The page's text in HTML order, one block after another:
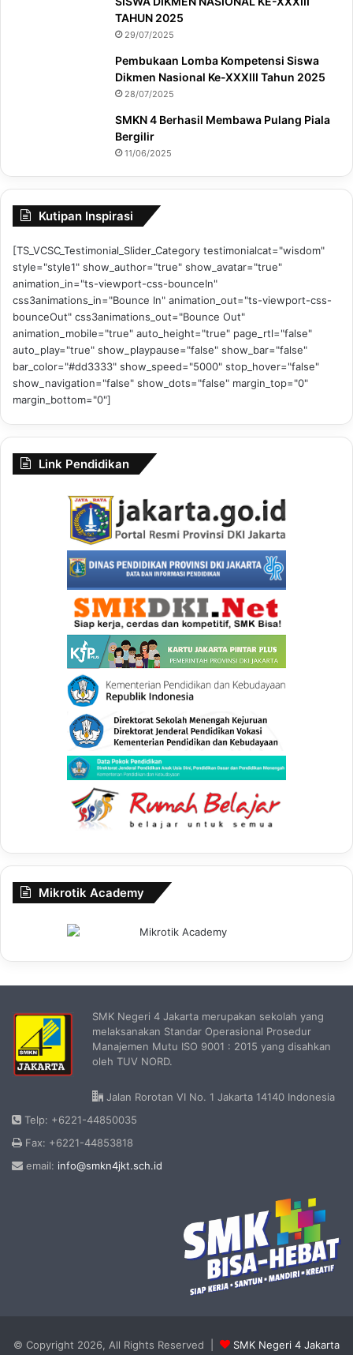
TAHUN 2025
29/07/2025
Pembukaan Lomba Kompetensi Siswa
Dikmen Nasional Ke-XXXIII Tahun 2025
28/07/2025
SMKN 4 Berhasil Membawa Pulang Piala
Bergilir
11/06/2025
Kutipan Inspirasi
[TS_VCSC_Testimonial_Slider_Category testimonialcat="wisdom"
style="style1" show_author="true" show_avatar="true"
animation_in="ts-viewport-css-bounceIn"
css3animations_in="Bounce In" animation_out="ts-viewport-css-
bounceOut" css3animations_out="Bounce Out"
animation_mobile="true" auto_height="true" page_rtl="false"
auto_play="true" show_playpause="false" show_bar="false"
bar_color="#dd3333" show_speed="5000" stop_hover="false"
show_navigation="false" show_dots="false" margin_top="0"
margin_bottom="0"]
Link Pendidikan
Mikrotik Academy
SMK Negeri 4 Jakarta merupakan sekolah yang
melaksanakan Standar Operasional Prosedur
Manajemen Mutu ISO 9001 : 2015 yang disahkan
oleh TUV NORD.
Jalan Rorotan VI No. 1 Jakarta 14140 Indonesia
Telp: +6221-44850035
Fax: +6221-44853818
email: info@smkn4jkt.sch.id
© Copyright 2026, All Rights Reserved | SMK Negeri 4 Jakarta